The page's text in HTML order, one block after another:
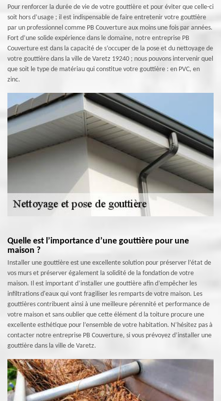
Pour renforcer la durée de vie de votre gouttière et pour éviter que celle-ci
soit hors d’usage ; il est indispensable de faire entretenir votre gouttière
par un professionnel comme PB Couverture aux moins une fois par années.
Fort d’une solide expérience dans le domaine, notre entreprise PB
Couverture est dans la capacité de s’occuper de la pose et du nettoyage de
votre gouttière dans la ville de Varetz 19240 ; nous pouvons intervenir quel
que soit le type de matériau qui constitue votre gouttière : en PVC, en
zinc.
Quelle est l’importance d’une gouttière pour une
maison ?
Installer une gouttière est une excellente solution pour préserver l’état de
vos murs et préserver également la solidité de la fondation de votre
maison. Il est important d’installer une gouttière afin d’empêcher les
infiltrations d'eaux qui vont fragiliser les remparts de votre maison. Les
gouttières contribuent ainsi à une meilleure pérennité et performance de
votre maison et sans oublier que cette élément d la toiture procure une
excellente esthétique pour l’ensemble de votre habitation. N’hésitez pas à
contacter notre entreprise PB Couverture, si vous prévoyez d’installer une
gouttière dans la ville de Varetz.